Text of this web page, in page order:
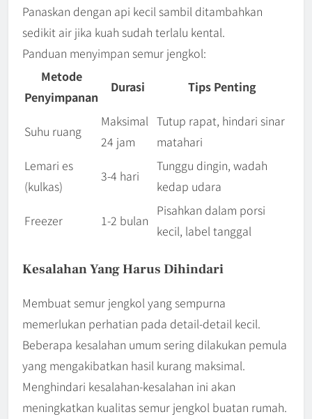
Panaskan dengan api kecil sambil ditambahkan
sedikit air jika kuah sudah terlalu kental.
Panduan menyimpan semur jengkol:
Metode
Penyimpanan
Durasi Tips Penting
Suhu ruang
Maksimal
24 jam
Tutup rapat, hindari sinar
matahari
Lemari es
(kulkas)
3-4 hari
Tunggu dingin, wadah
kedap udara
Freezer 1-2 bulan
Pisahkan dalam porsi
kecil, label tanggal
Kesalahan Yang Harus Dihindari
Membuat semur jengkol yang sempurna
memerlukan perhatian pada detail-detail kecil.
Beberapa kesalahan umum sering dilakukan pemula
yang mengakibatkan hasil kurang maksimal.
Menghindari kesalahan-kesalahan ini akan
meningkatkan kualitas semur jengkol buatan rumah.